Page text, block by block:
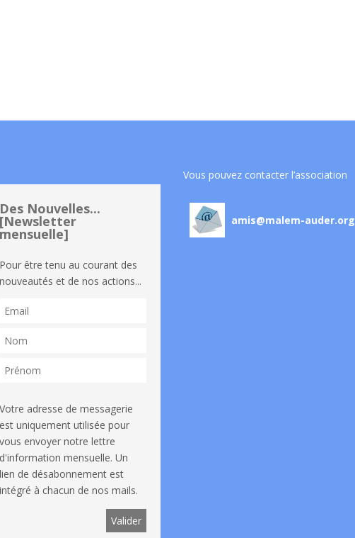
Des Nouvelles...
[Newsletter
mensuelle]
Pour être tenu au courant des
nouveautés et de nos actions...
Votre adresse de messagerie
est uniquement utilisée pour
vous envoyer notre lettre
d'information mensuelle. Un
lien de désabonnement est
intégré à chacun de nos mails.
Vous pouvez contacter l’association
amis@malem-auder.org